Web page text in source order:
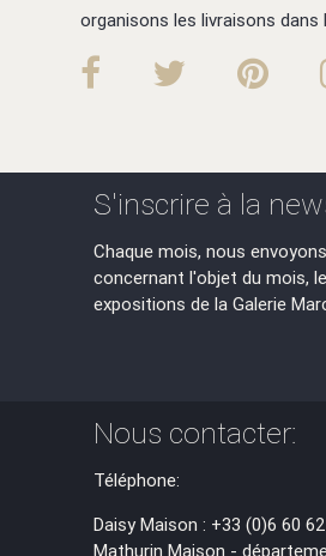
organisons les livraisons dans
S'inscrire à la
Chaque mois, nous
concernant l'objet du mois,
expositions de la Galerie
Nous contacter:
Téléphone:
Daisy Maison : +33 (0)6 60
Mathurin Maison -